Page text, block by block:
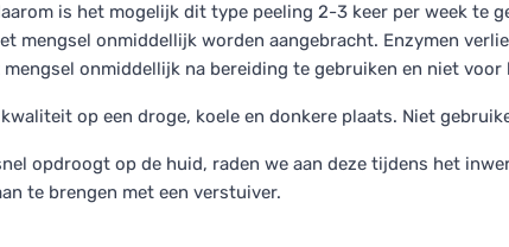
is het mogelijk dit type peeling 2-3 keer per week te
mengsel onmiddellijk worden aangebracht. Enzymen
onmiddellijk na bereiding te gebruiken en niet voor
op een droge, koele en donkere plaats. Niet
opdroogt op de huid, raden we aan deze tijdens het
te brengen met een verstuiver.